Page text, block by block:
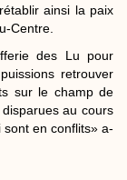
ainsi la paix
Centre.
des Lu pour
retrouver
sur le champ de
au cours
en conflits» a-